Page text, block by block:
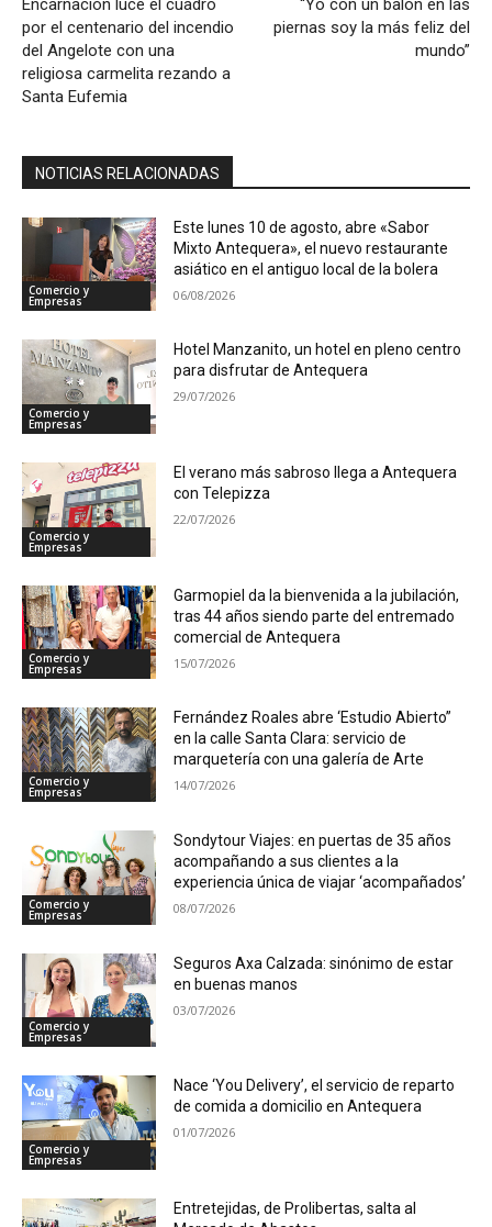
Encarnación luce el cuadro
por el centenario del incendio
del Angelote con una
religiosa carmelita rezando a
Santa Eufemia
“Yo con un balón en las
piernas soy la más feliz del
mundo”
NOTICIAS RELACIONADAS
Comercio y
Empresas
Este lunes 10 de agosto, abre «Sabor
Mixto Antequera», el nuevo restaurante
asiático en el antiguo local de la bolera
06/08/2026
Comercio y
Empresas
Hotel Manzanito, un hotel en pleno centro
para disfrutar de Antequera
29/07/2026
Comercio y
Empresas
El verano más sabroso llega a Antequera
con Telepizza
22/07/2026
Comercio y
Empresas
Garmopiel da la bienvenida a la jubilación,
tras 44 años siendo parte del entremado
comercial de Antequera
15/07/2026
Comercio y
Empresas
Fernández Roales abre ‘Estudio Abierto”
en la calle Santa Clara: servicio de
marquetería con una galería de Arte
14/07/2026
Comercio y
Empresas
Sondytour Viajes: en puertas de 35 años
acompañando a sus clientes a la
experiencia única de viajar ‘acompañados’
08/07/2026
Comercio y
Empresas
Seguros Axa Calzada: sinónimo de estar
en buenas manos
03/07/2026
Comercio y
Empresas
Nace ‘You Delivery’, el servicio de reparto
de comida a domicilio en Antequera
01/07/2026
Entretejidas, de Prolibertas, salta al